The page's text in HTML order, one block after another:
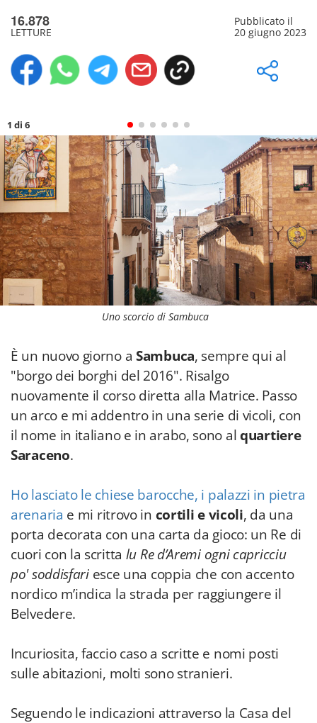
16.878
LETTURE
Pubblicato il
20 giugno 2023
1 di 6
Uno scorcio di Sambuca
È un nuovo giorno a Sambuca, sempre qui al
"borgo dei borghi del 2016". Risalgo
nuovamente il corso diretta alla Matrice. Passo
un arco e mi addentro in una serie di vicoli, con
il nome in italiano e in arabo, sono alquartiere
Saraceno.
Ho lasciato le chiese barocche, i palazzi in pietra
arenaria e mi ritrovo in cortili evicoli, da una
porta decorata con una carta da gioco: un Re di
cuori con la scritta lu Re d’Aremi ogni capricciu
po' soddisfariesce una coppia che con accento
nordico m’indica la strada per raggiungere il
Belvedere.
Incuriosita, faccio caso a scritte e nomi posti
sulle abitazioni, molti sono stranieri.
Seguendo le indicazioni attraverso la Casa del